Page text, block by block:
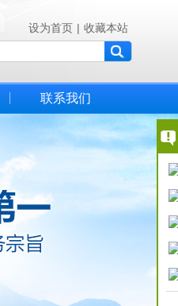
设为首页 | 收藏本站
联系我们